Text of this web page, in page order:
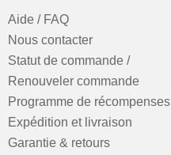
Aide / FAQ
Nous contacter
Statut de commande /
Renouveler commande
Programme de récompenses
Expédition et livraison
Garantie & retours